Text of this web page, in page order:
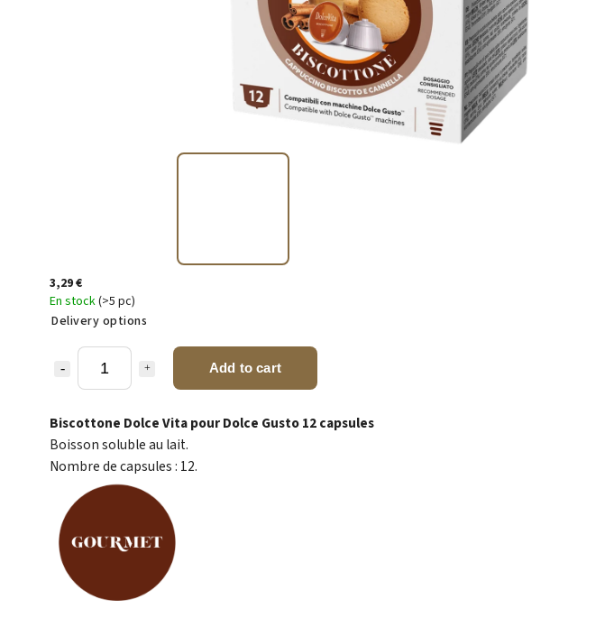
3,29 €
En stock(>5 pc)
Delivery options
Add to cart
Biscottone Dolce Vita pour Dolce Gusto 12 capsules
Boisson soluble au lait.
Nombre de capsules : 12.